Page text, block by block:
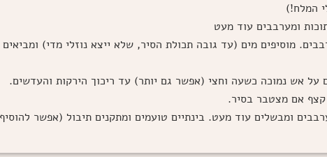
המלח!)
ומערבבים עוד מעט
מוסיפים מים (עד גובה תכולת הסיר, שלא ייצא נוזלי מדי)
על אש נמוכה כשעה וחצי (אפשר גם יותר) עד ריכוך הירקות והעדשים.
אם מצטבר בסיר.
ומבשלים עוד מעט. בינתיים טועמים ומתקנים תיבול (אפשר